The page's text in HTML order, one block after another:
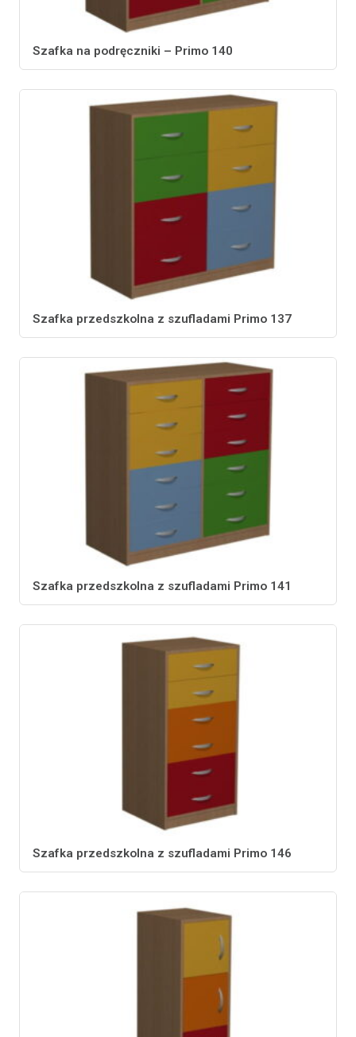
Szafka na podręczniki – Primo 140
Szafka przedszkolna z szufladami Primo 137
Szafka przedszkolna z szufladami Primo 141
Szafka przedszkolna z szufladami Primo 146